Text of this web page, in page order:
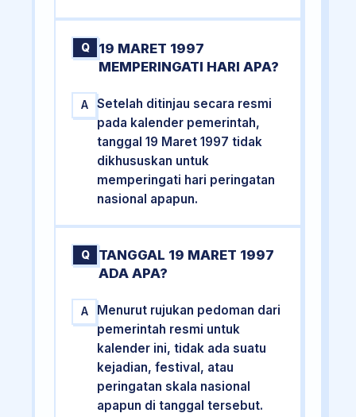
Q
19 MARET 1997
MEMPERINGATI HARI APA?
A
Setelah ditinjau secara resmi
pada kalender pemerintah,
tanggal 19 Maret 1997 tidak
dikhususkan untuk
memperingati hari peringatan
nasional apapun.
Q
TANGGAL 19 MARET 1997
ADA APA?
A
Menurut rujukan pedoman dari
pemerintah resmi untuk
kalender ini, tidak ada suatu
kejadian, festival, atau
peringatan skala nasional
apapun di tanggal tersebut.